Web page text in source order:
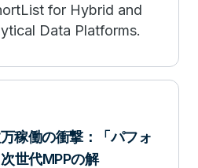
for Hybrid and
Data Platforms.
稼働の衝撃：「パフォ
世代MPPの解